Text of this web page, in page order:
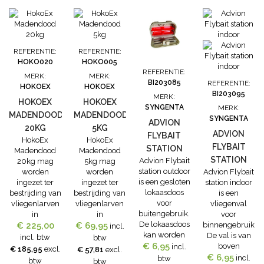
Vliegenkleefrol
met een
kleefoppervlak
van maar liefst
42.000
cm2!
5 mBreedte: 15
REFERENTIE:
HOKO020
MERK:
HOKOEX
HOKOEX
MADENDOOD
20KG
HokoEx
Madendood
20kg mag
worden
ingezet ter
bestrijding van
vliegenlarven
in
dierenverblijven
en in
afvalverwerkingsinstallaties.
DierenverblijvenLarvicide
€ 225,00
incl. btw
€ 185,95 excl.
btw
REFERENTIE:
HOKO005
MERK:
HOKOEX
HOKOEX
MADENDOOD
5KG
HokoEx
Madendood
5kg mag
worden
ingezet ter
bestrijding van
vliegenlarven
in
dierenverblijven
en in
afvalverwerkingsinstallaties.
DierenverblijvenLarvicide
€ 69,95 incl.
btw
€ 57,81 excl.
btw
REFERENTIE:
BI203085
MERK:
SYNGENTA
ADVION
FLYBAIT
STATION
OUTDOOR
Advion Flybait
station outdoor
is een gesloten
lokaasdoos
voor
buitengebruik.
De lokaasdoos
kan worden
gevuld met
40gr Advion
€ 6,95 incl.
btw
REFERENTIE:
BI203095
MERK:
SYNGENTA
ADVION
FLYBAIT
STATION
INDOOR
Advion Flybait
station indoor
is een
vliegenval
voor
binnengebruik.
De val is van
boven
afsluitbaar,
€ 6,95 incl.